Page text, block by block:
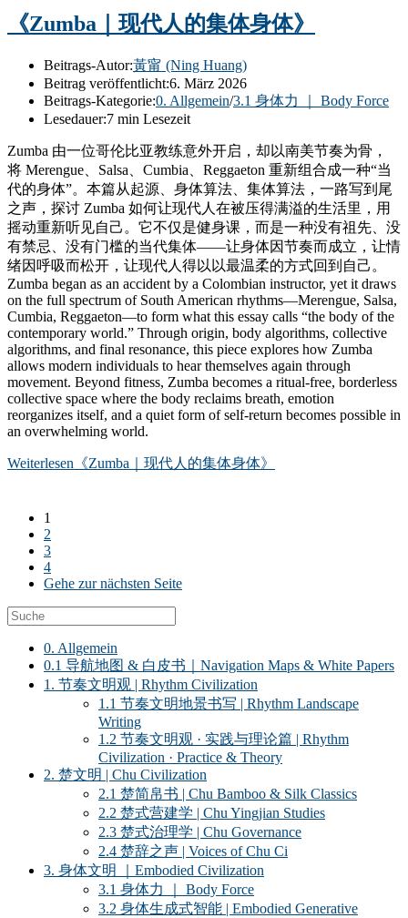
《Zumba｜现代人的集体身体》
Beitrags-Autor:黃甯 (Ning Huang)
Beitrag veröffentlicht:6. März 2026
Beitrags-Kategorie:0. Allgemein/3.1 身体力 ｜ Body Force
Lesedauer:7 min Lesezeit
Zumba 由一位哥伦比亚教练意外开启，却以南美节奏为骨，
将 Merengue、Salsa、Cumbia、Reggaeton 重新组合成一种“当
代的身体”。本篇从起源、身体算法、集体算法，一路写到尾
之声，探讨 Zumba 如何让现代人在被压得满溢的生活里，用
摇动重新听见自己。它不仅是健身课，而是一种没有祖先、没
有禁忌、没有门槛的当代集体——让身体因节奏而成立，让情
绪因呼吸而松开，让现代人得以以最温柔的方式回到自己。
Zumba began as an accident by a Colombian instructor, yet it draws
on the full spectrum of South American rhythms—Merengue, Salsa,
Cumbia, Reggaeton—to form what this essay calls “the body of the
contemporary world.” Through origin, body algorithms, collective
algorithms, and final resonance, this piece explores how Zumba
allows modern individuals to hear themselves again through
movement. Beyond fitness, Zumba becomes a ritual-free, borderless
collective space where the body reclaims breath, emotion
reorganizes itself, and a quiet form of self-return becomes possible in
an overwhelming world.
Weiterlesen 《Zumba｜现代人的集体身体》
1
2
3
4
Gehe zur nächsten Seite
0. Allgemein
0.1 导航地图 & 白皮书｜Navigation Maps & White Papers
1. 节奏文明观 | Rhythm Civilization
1.1 节奏文明地景书写 | Rhythm Landscape
Writing
1.2 节奏文明观 · 实践与理论篇 | Rhythm
Civilization · Practice & Theory
2. 楚文明 | Chu Civilization
2.1 楚简帛书 | Chu Bamboo & Silk Classics
2.2 楚式营建学 | Chu Yingjian Studies
2.3 楚式治理学 | Chu Governance
2.4 楚辞之声 | Voices of Chu Ci
3. 身体文明 ｜Embodied Civilization
3.1 身体力 ｜ Body Force
3.2 身体生成式智能 | Embodied Generative